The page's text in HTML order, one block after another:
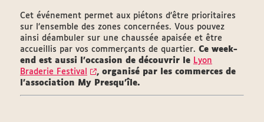
Cet événement permet aux piétons d’être prioritaires
sur l’ensemble des zones concernées. Vous pouvez
ainsi déambuler sur une chaussée apaisée et être
accueillis par vos commerçants de quartier. Ce week-
end est aussi l'occasion de découvrir le Lyon
Braderie Festival
, organisé par les commerces de
l'association My Presqu'île.